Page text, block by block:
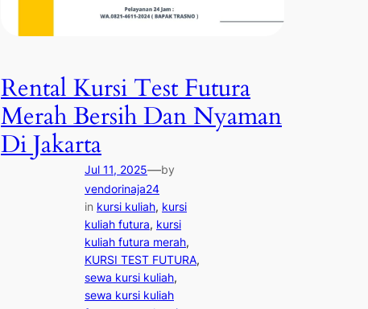
Rental Kursi Test Futura
Merah Bersih Dan Nyaman
Di Jakarta
Jul 11, 2025—by
vendorinaja24
in kursi kuliah, kursi
kuliah futura, kursi
kuliah futura merah
KURSI TEST FUTURA
sewa kursi kuliah
sewa kursi kuliah